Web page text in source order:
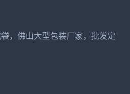
，佛山大型包装厂家，批发定